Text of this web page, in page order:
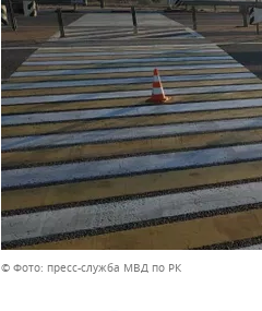
© Фото: пресс-служба МВД по РК